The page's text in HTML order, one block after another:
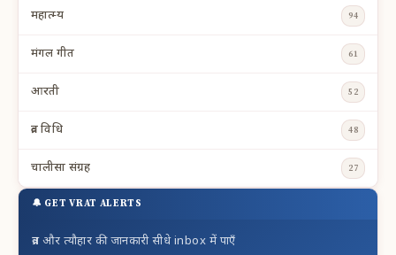
महात्म्य 94
मंगल गीत 61
आरती 52
व्रत विधि 48
चालीसा संग्रह 27
🔔 GET VRAT ALERTS
व्रत और त्यौहार की जानकारी सीधे inbox में पाएँ